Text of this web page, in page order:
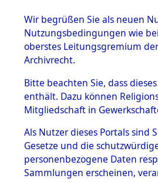
BESTÄNDE
1.
mente
5. Verschiedenes
5.3
Todesmärsche
Wir begrüßen Sie als neuen
Nutzungsbedingungen wie
oberstes Leitungsgremium
Archivrecht.
Bitte beachten Sie, dass
enthält. Dazu können
Mitgliedschaft in
Als Nutzer dieses Portals sind
Gesetze und die
personenbezogene Daten
Sammlungen erscheinen,